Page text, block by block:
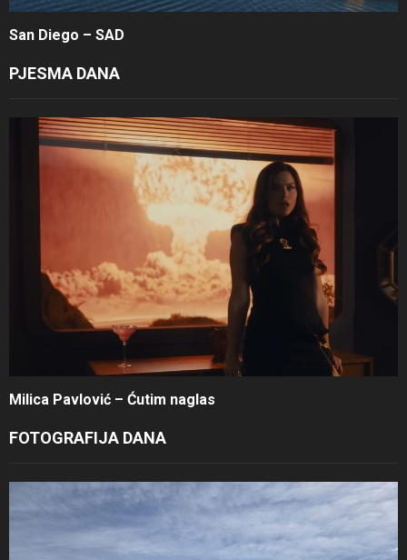
San Diego – SAD
PJESMA DANA
Milica Pavlović – Ćutim naglas
FOTOGRAFIJA DANA